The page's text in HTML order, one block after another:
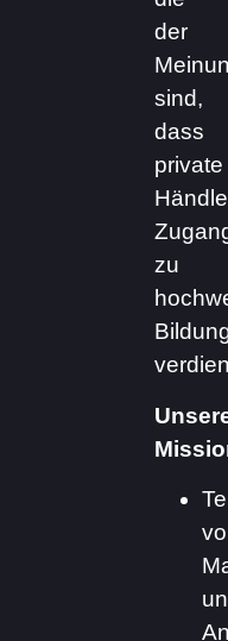
der
sind,
dass
private
zu